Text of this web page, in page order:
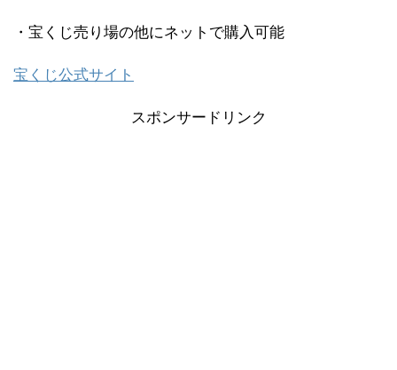
・宝くじ売り場の他にネットで購入可能
宝くじ公式サイト
スポンサードリンク